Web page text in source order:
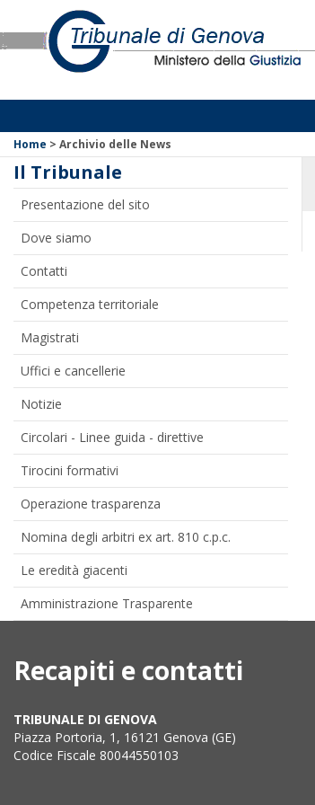
Home > Archivio delle News
Il Tribunale
Presentazione del sito
Dove siamo
Contatti
Competenza territoriale
Magistrati
Uffici e cancellerie
Notizie
Circolari - Linee guida - direttive
Tirocini formativi
Operazione trasparenza
Nomina degli arbitri ex art. 810 c.p.c.
Le eredità giacenti
Amministrazione Trasparente
Recapiti e contatti
TRIBUNALE DI GENOVA
Piazza Portoria, 1, 16121 Genova (GE)
Codice Fiscale 80044550103